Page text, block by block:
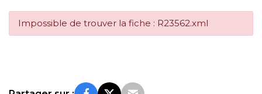
Impossible de trouver la fiche : R23562.xml